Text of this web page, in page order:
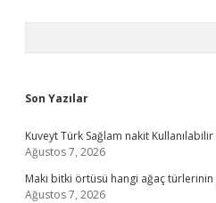
Son Yazılar
Kuveyt Türk Sağlam nakit
Ağustos 7, 2026
Maki bitki örtüsü hangi ağaç türlerinin
Ağustos 7, 2026